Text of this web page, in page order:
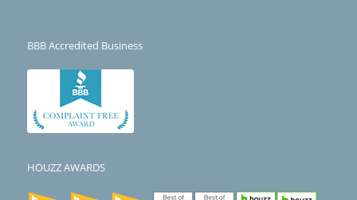
BBB Accredited Business
HOUZZ AWARDS